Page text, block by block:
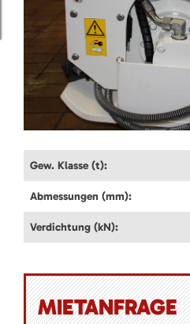
Gew. Klasse (t):
Abmessungen (mm):
Verdichtung (kN):
MIETANFRAGE